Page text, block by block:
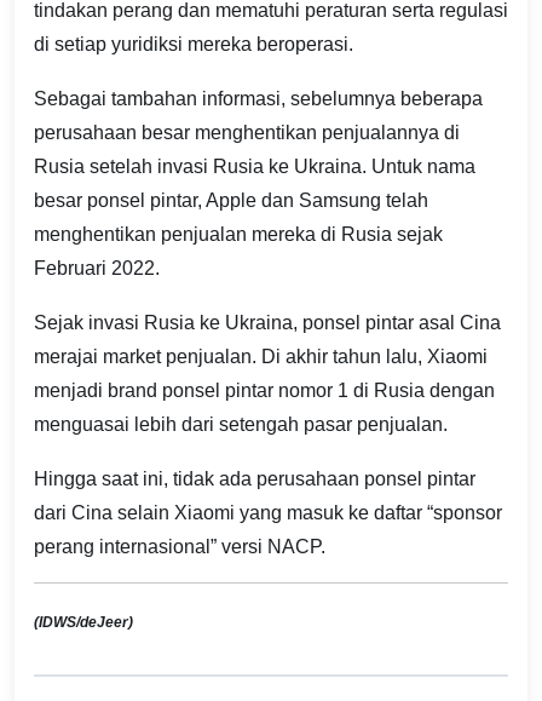
tindakan perang dan mematuhi peraturan serta regulasi
di setiap yuridiksi mereka beroperasi.
Sebagai tambahan informasi, sebelumnya beberapa
perusahaan besar menghentikan penjualannya di
Rusia setelah invasi Rusia ke Ukraina. Untuk nama
besar ponsel pintar, Apple dan Samsung telah
menghentikan penjualan mereka di Rusia sejak
Februari 2022.
Sejak invasi Rusia ke Ukraina, ponsel pintar asal Cina
merajai market penjualan. Di akhir tahun lalu, Xiaomi
menjadi brand ponsel pintar nomor 1 di Rusia dengan
menguasai lebih dari setengah pasar penjualan.
Hingga saat ini, tidak ada perusahaan ponsel pintar
dari Cina selain Xiaomi yang masuk ke daftar “sponsor
perang internasional” versi NACP.
(IDWS/deJeer)